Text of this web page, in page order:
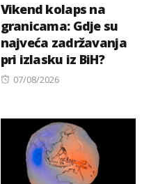
Vikend kolaps na
granicama: Gdje su
najveća zadržavanja
pri izlasku iz BiH?
Posted
07/08/2026